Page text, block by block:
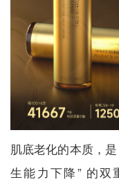
肌底老化的本质，
生能力下降” 的